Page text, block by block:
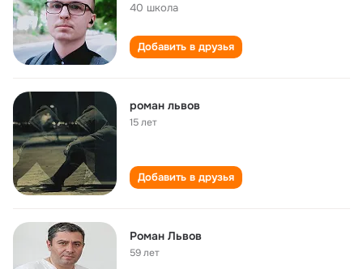
40 школа
Добавить в друзья
роман львов
15 лет
Добавить в друзья
Роман Львов
59 лет